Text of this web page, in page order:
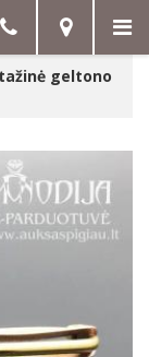
geltono